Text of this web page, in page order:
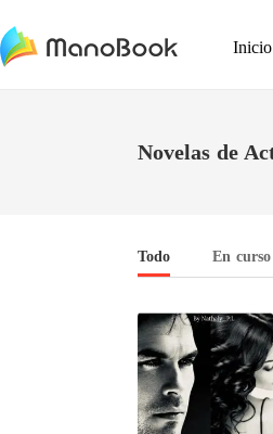
Inicio
Novelas de
Todo En curso